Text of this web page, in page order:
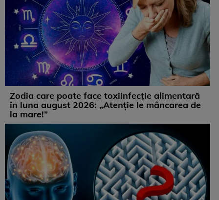
Zodia care poate face toxiinfecție alimentară
în luna august 2026: „Atenție le mâncarea de
la mare!”